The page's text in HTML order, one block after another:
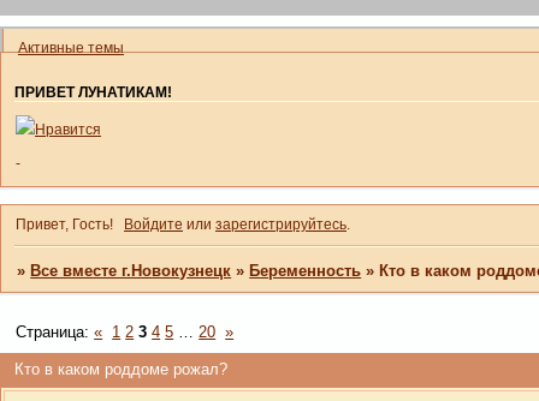
Активные темы
ПРИВЕТ ЛУНАТИКАМ!
Нравится
-
Привет, Гость! Войдите или зарегистрируйтесь.
»Все вместе г.Новокузнецк »Беременность »Кто в каком
Кто в каком роддоме рожал?
Страница:« 1 2 3 4 5 … 20 »